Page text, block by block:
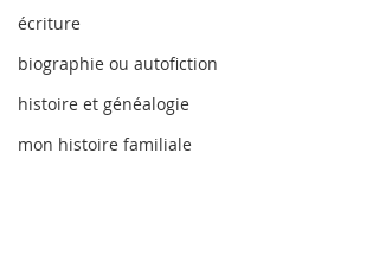
écriture
biographie ou autofiction
histoire et généalogie
mon histoire familiale